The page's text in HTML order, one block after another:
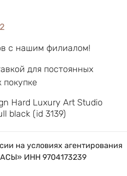
с нашим филиалом!
для постоянных
покупке
Hard Luxury Art Studio
black (id 3139)
на условиях агентирования
ИНН 9704173239